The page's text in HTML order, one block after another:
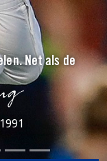
Net als de